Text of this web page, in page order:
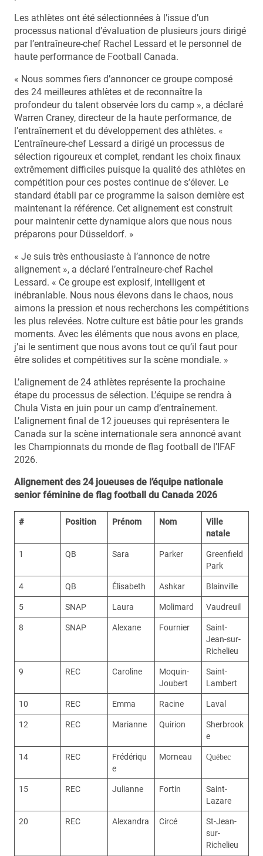
Les athlètes ont été sélectionnées à l’issue d’un
processus national d’évaluation de plusieurs jours dirigé
par l’entraîneure-chef Rachel Lessard et le personnel de
haute performance de Football Canada.
« Nous sommes fiers d’annoncer ce groupe composé
des 24 meilleures athlètes et de reconnaître la
profondeur du talent observée lors du camp », a déclaré
Warren Craney, directeur de la haute performance, de
l’entraînement et du développement des athlètes. «
L’entraîneure-chef Lessard a dirigé un processus de
sélection rigoureux et complet, rendant les choix finaux
extrêmement difficiles puisque la qualité des athlètes en
compétition pour ces postes continue de s’élever. Le
standard établi par ce programme la saison dernière est
maintenant la référence. Cet alignement est construit
pour maintenir cette dynamique alors que nous nous
préparons pour Düsseldorf. »
« Je suis très enthousiaste à l’annonce de notre
alignement », a déclaré l’entraîneure-chef Rachel
Lessard. « Ce groupe est explosif, intelligent et
inébranlable. Nous nous élevons dans le chaos, nous
aimons la pression et nous recherchons les compétitions
les plus relevées. Notre culture est bâtie pour les grands
moments. Avec les éléments que nous avons en place,
j’ai le sentiment que nous avons tout ce qu’il faut pour
être solides et compétitives sur la scène mondiale. »
L’alignement de 24 athlètes représente la prochaine
étape du processus de sélection. L’équipe se rendra à
Chula Vista en juin pour un camp d’entraînement.
L’alignement final de 12 joueuses qui représentera le
Canada sur la scène internationale sera annoncé avant
les Championnats du monde de flag football de l’IFAF
2026.
Alignement des 24 joueuses de l’équipe nationale
senior féminine de flag football du Canada 2026
# Position Prénom Nom
Ville
natale
1 QB Sara Parker
Greenfield
Park
4 QB Élisabeth Ashkar Blainville
5 SNAP Laura Molimard Vaudreuil
8 SNAP Alexane Fournier
Saint-
Jean-sur-
Richelieu
9 REC Caroline
Moquin-
Joubert
Saint-
Lambert
10 REC Emma Racine Laval
12 REC Marianne Quirion
Sherbrook
e
14 REC
Frédériqu
e
Morneau Québec
15 REC Julianne Fortin
Saint-
Lazare
20 REC Alexandra Circé
St-Jean-
sur-
Richelieu